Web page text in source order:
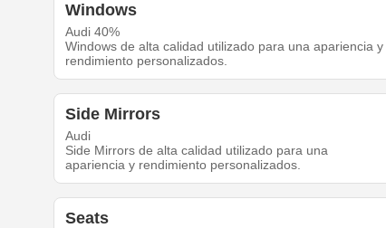
Windows
Audi 40%
Windows de alta calidad utilizado para una apariencia y
rendimiento personalizados.
Side Mirrors
Audi
Side Mirrors de alta calidad utilizado para una
apariencia y rendimiento personalizados.
Seats